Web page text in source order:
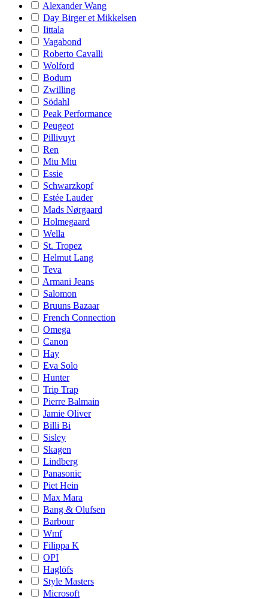
Alexander Wang
Day Birger et Mikkelsen
Iittala
Vagabond
Roberto Cavalli
Wolford
Bodum
Zwilling
Södahl
Peak Performance
Peugeot
Pillivuyt
Ren
Miu Miu
Essie
Schwarzkopf
Estée Lauder
Mads Nørgaard
Holmegaard
Wella
St. Tropez
Helmut Lang
Teva
Armani Jeans
Salomon
Bruuns Bazaar
French Connection
Omega
Canon
Hay
Eva Solo
Hunter
Trip Trap
Pierre Balmain
Jamie Oliver
Billi Bi
Sisley
Skagen
Lindberg
Panasonic
Piet Hein
Max Mara
Bang & Olufsen
Barbour
Wmf
Filippa K
OPI
Haglöfs
Style Masters
Microsoft